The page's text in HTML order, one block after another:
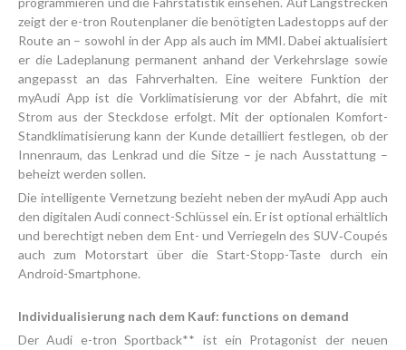
zeigt der e-tron Routenplaner die benötigten Ladestopps auf der
Route an – sowohl in der App als auch im MMI. Dabei aktualisiert
er die Ladeplanung permanent anhand der Verkehrslage sowie
angepasst an das Fahrverhalten. Eine weitere Funktion der
myAudi App ist die Vorklimatisierung vor der Abfahrt, die mit
Strom aus der Steckdose erfolgt. Mit der optionalen Komfort-
Standklimatisierung kann der Kunde detailliert festlegen, ob der
Innenraum, das Lenkrad und die Sitze – je nach Ausstattung –
beheizt werden sollen.
Die intelligente Vernetzung bezieht neben der myAudi App auch
den digitalen Audi connect-Schlüssel ein. Er ist optional erhältlich
und berechtigt neben dem Ent- und Verriegeln des SUV‑Coupés
auch zum Motorstart über die Start-Stopp-Taste durch ein
Android-Smartphone.
Individualisierung nach dem Kauf: functions on demand
Der Audi e-tron Sportback** ist ein Protagonist der neuen